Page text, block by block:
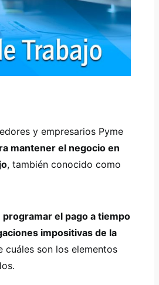
y empresarios Pyme
mantener el negocio en
, también conocido como
programar el pago a tiempo
impositivas de la
cuáles son los elementos